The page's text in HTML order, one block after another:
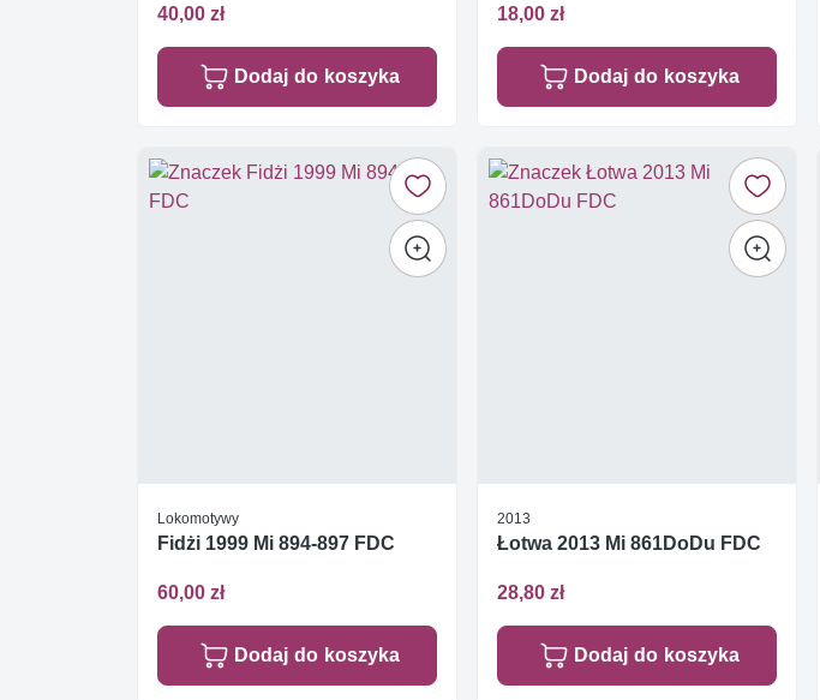
40,00 zł
Dodaj do koszyka
18,00 zł
Dodaj do koszyka
Lokomotywy
Fidżi 1999 Mi 894-897 FDC
60,00 zł
Dodaj do koszyka
2013
Łotwa 2013 Mi 861DoDu FDC
28,80 zł
Dodaj do koszyka